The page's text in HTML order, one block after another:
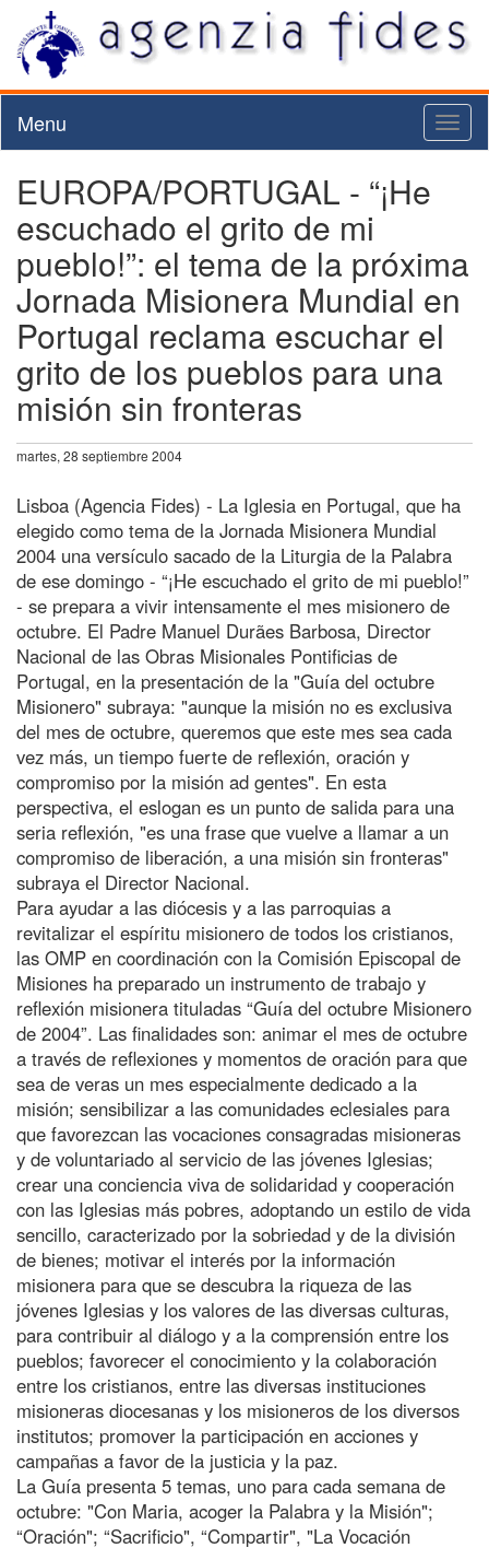
Menu
EUROPA/PORTUGAL - “¡He
escuchado el grito de mi
pueblo!”: el tema de la próxima
Jornada Misionera Mundial en
Portugal reclama escuchar el
grito de los pueblos para una
misión sin fronteras
martes, 28 septiembre 2004
Lisboa (Agencia Fides) - La Iglesia en Portugal, que ha
elegido como tema de la Jornada Misionera Mundial
2004 una versículo sacado de la Liturgia de la Palabra
de ese domingo - “¡He escuchado el grito de mi pueblo!”
- se prepara a vivir intensamente el mes misionero de
octubre. El Padre Manuel Durães Barbosa, Director
Nacional de las Obras Misionales Pontificias de
Portugal, en la presentación de la "Guía del octubre
Misionero" subraya: "aunque la misión no es exclusiva
del mes de octubre, queremos que este mes sea cada
vez más, un tiempo fuerte de reflexión, oración y
compromiso por la misión ad gentes". En esta
perspectiva, el eslogan es un punto de salida para una
seria reflexión, "es una frase que vuelve a llamar a un
compromiso de liberación, a una misión sin fronteras"
subraya el Director Nacional.
Para ayudar a las diócesis y a las parroquias a
revitalizar el espíritu misionero de todos los cristianos,
las OMP en coordinación con la Comisión Episcopal de
Misiones ha preparado un instrumento de trabajo y
reflexión misionera tituladas “Guía del octubre Misionero
de 2004”. Las finalidades son: animar el mes de octubre
a través de reflexiones y momentos de oración para que
sea de veras un mes especialmente dedicado a la
misión; sensibilizar a las comunidades eclesiales para
que favorezcan las vocaciones consagradas misioneras
y de voluntariado al servicio de las jóvenes Iglesias;
crear una conciencia viva de solidaridad y cooperación
con las Iglesias más pobres, adoptando un estilo de vida
sencillo, caracterizado por la sobriedad y de la división
de bienes; motivar el interés por la información
misionera para que se descubra la riqueza de las
jóvenes Iglesias y los valores de las diversas culturas,
para contribuir al diálogo y a la comprensión entre los
pueblos; favorecer el conocimiento y la colaboración
entre los cristianos, entre las diversas instituciones
misioneras diocesanas y los misioneros de los diversos
institutos; promover la participación en acciones y
campañas a favor de la justicia y la paz.
La Guía presenta 5 temas, uno para cada semana de
octubre: "Con Maria, acoger la Palabra y la Misión";
“Oración"; “Sacrificio", “Compartir", "La Vocación